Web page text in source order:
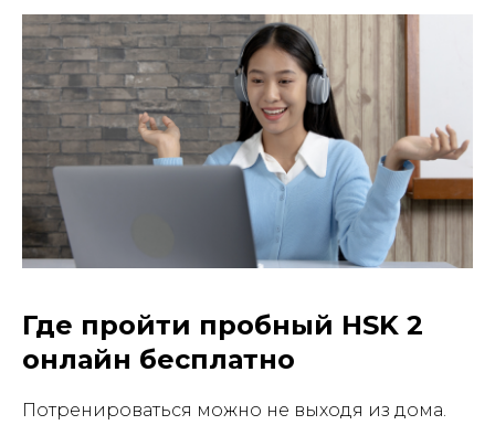
Где пройти пробный HSK 2
онлайн бесплатно
Потренироваться можно не выходя из дома.